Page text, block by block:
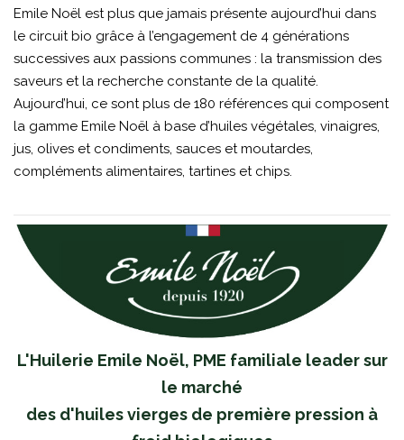
Emile Noël est plus que jamais présente aujourd’hui dans
le circuit bio grâce à l’engagement de 4 générations
successives aux passions communes : la transmission des
saveurs et la recherche constante de la qualité.
Aujourd’hui, ce sont plus de 180 références qui composent
la gamme Emile Noël à base d’huiles végétales, vinaigres,
jus, olives et condiments, sauces et moutardes,
compléments alimentaires, tartines et chips.
L'Huilerie Emile Noël, PME familiale leader sur
le marché
des d'huiles vierges de première pression à